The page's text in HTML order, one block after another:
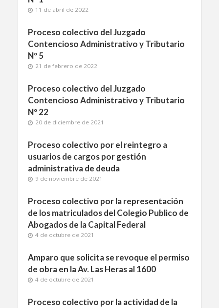
11 de abril de 2022
Proceso colectivo del Juzgado
Contencioso Administrativo y Tributario
Nº 5
21 de febrero de 2022
Proceso colectivo del Juzgado
Contencioso Administrativo y Tributario
Nº 22
20 de diciembre de 2021
Proceso colectivo por el reintegro a
usuarios de cargos por gestión
administrativa de deuda
9 de noviembre de 2021
Proceso colectivo por la representación
de los matriculados del Colegio Publico de
Abogados de la Capital Federal
4 de octubre de 2021
Amparo que solicita se revoque el permiso
de obra en la Av. Las Heras al 1600
4 de octubre de 2021
Proceso colectivo por la actividad de la